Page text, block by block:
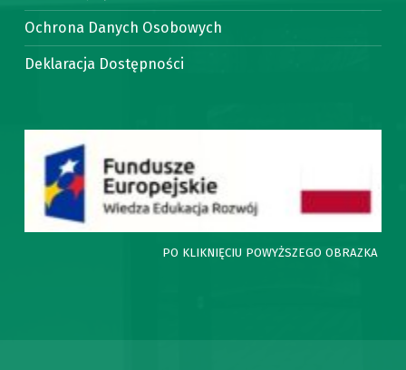
Ochrona Danych Osobowych
Deklaracja Dostępności
PO KLIKNIĘCIU POWYŻSZEGO OBRAZKA